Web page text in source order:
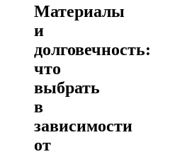
Материалы
и
долговечность:
что
выбрать
в
зависимости
от